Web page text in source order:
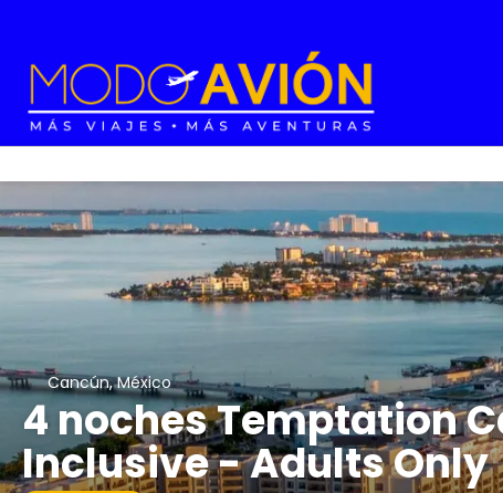
Cancún, México
4 noches Temptation
Inclusive - Adults Only